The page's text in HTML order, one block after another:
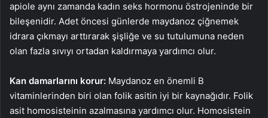
apiole aynı zamanda kadın seks hormonu östrojeninde bir
bileşenidir. Adet öncesi günlerde maydanoz çiğnemek
idrara çıkmayı arttırarak şişliğe ve su tutulumuna neden
olan fazla sıvıyı ortadan kaldırmaya yardımcı olur.
Kan damarlarını korur: Maydanoz en önemli B
vitaminlerinden biri olan folik asitin iyi bir kaynağıdır. Folik
asit homosisteinin azalmasına yardımcı olur. Homosistein